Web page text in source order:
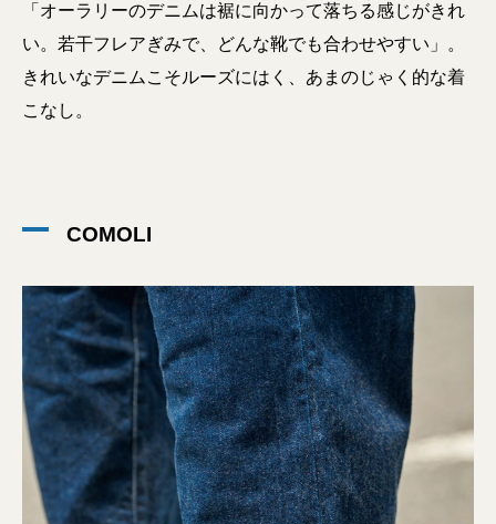
「オーラリーのデニムは裾に向かって落ちる感じがきれ
い。若干フレアぎみで、どんな靴でも合わせやすい」。
きれいなデニムこそルーズにはく、あまのじゃく的な着
こなし。
COMOLI